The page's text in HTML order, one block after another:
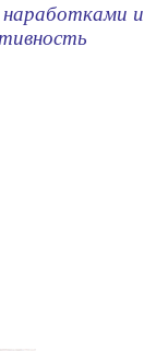
наработками и